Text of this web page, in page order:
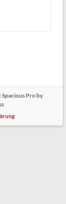
Spacious Proby